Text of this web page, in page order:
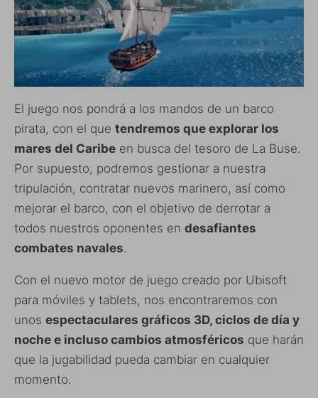
El juego nos pondrá a los mandos de un barco
pirata, con el que tendremos que explorar los
mares del Caribe en busca del tesoro de La Buse.
Por supuesto, podremos gestionar a nuestra
tripulación, contratar nuevos marinero, así como
mejorar el barco, con el objetivo de derrotar a
todos nuestros oponentes en desafiantes
combates navales.
Con el nuevo motor de juego creado por Ubisoft
para móviles y tablets, nos encontraremos con
unos espectaculares gráficos 3D, ciclos de día y
noche e incluso cambios atmosféricos que harán
que la jugabilidad pueda cambiar en cualquier
momento.